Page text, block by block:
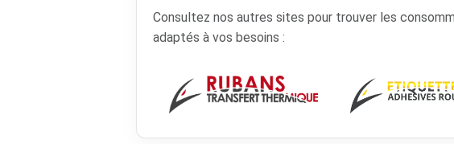
Consultez nos autres sites pour trouver les
adaptés à vos besoins :